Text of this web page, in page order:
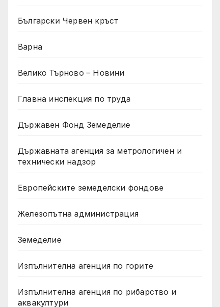
Български Червен кръст
Варна
Велико Търново – Новини
Главна инспекция по труда
Държавен Фонд Земеделие
Държавната агенция за метрологичен и
технически надзор
Европейските земеделски фондове
Железопътна администрация
Земеделие
Изпълнителна агенция по горите
Изпълнителна агенция по рибарство и
аквакултури